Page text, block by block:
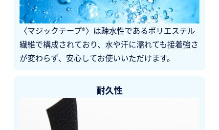
〈マジックテープ®〉は疎水性であるポリエステル
繊維で構成されており、水や汗に濡れても接着強さ
が変わらず、安心してお使いいただけます。
耐久性